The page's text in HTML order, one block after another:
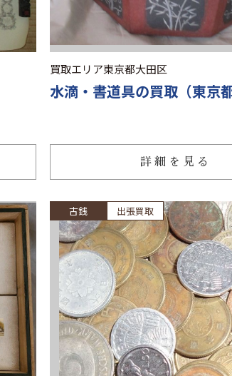
買取エリア東京都大田区
水滴・書道具の買取（東京
詳細を見る
古銭 出張買取